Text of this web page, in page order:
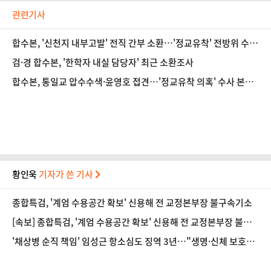
관련기사
합수본, '신천지 내부고발' 전직 간부 소환…'정교유착' 전방위 수사
돌입
검·경 합수본, '한학자 내실 담당자' 최근 소환조사
합수본, 통일교 압수수색·윤영호 접견…'정교유착 의혹' 수사 본격
황인욱 기자가 쓴 기사
종합특검, '계엄 수용공간 확보' 신용해 전 교정본부장 불구속기소
[속보] 종합특검, '계엄 수용공간 확보' 신용해 전 교정본부장 불구
속기소
'채상병 순직 책임' 임성근 항소심도 징역 3년…"생명·신체 보호